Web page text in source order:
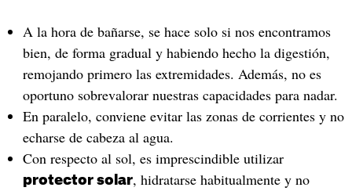
A la hora de bañarse, se hace solo si nos encontramos
bien, de forma gradual y habiendo hecho la digestión,
remojando primero las extremidades. Además, no es
oportuno sobrevalorar nuestras capacidades para nadar.
En paralelo, conviene evitar las zonas de corrientes y no
echarse de cabeza al agua.
Con respecto al sol, es imprescindible utilizar
protector solar, hidratarse habitualmente y no